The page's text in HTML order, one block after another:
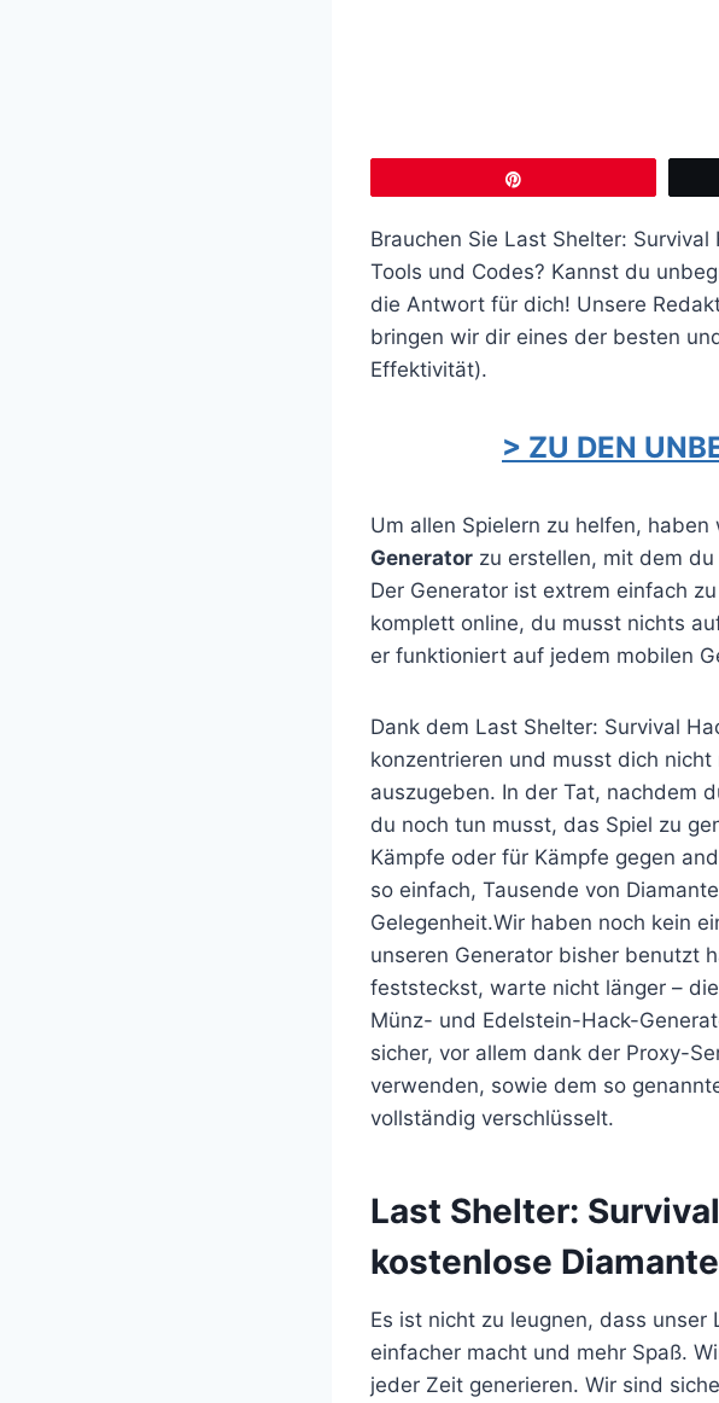
Brauchen Sie Last Shelter:
Tools und Codes? Kannst du
die Antwort für dich! Unsere
bringen wir dir eines der besten
Effektivität).
> ZU DEN
Um allen Spielern zu helfen,
Generator zu erstellen, mit dem du
Der Generator ist extrem einfach
komplett online, du musst nichts
er funktioniert auf jedem mobilen
Dank dem Last Shelter: Survival
konzentrieren und musst dich
auszugeben. In der Tat, nachdem
du noch tun musst, das Spiel zu
Kämpfe oder für Kämpfe gegen
so einfach, Tausende von
Gelegenheit.Wir haben noch kein
unseren Generator bisher benutzt
feststeckst, warte nicht länger –
Münz- und Edelstein-Hack-
sicher, vor allem dank der Proxy-
verwenden, sowie dem so
vollständig verschlüsselt.
​Last Shelter:
kostenlose
Es ist nicht zu leugnen, dass unser
einfacher macht und mehr Spaß.
jeder Zeit generieren. Wir sind